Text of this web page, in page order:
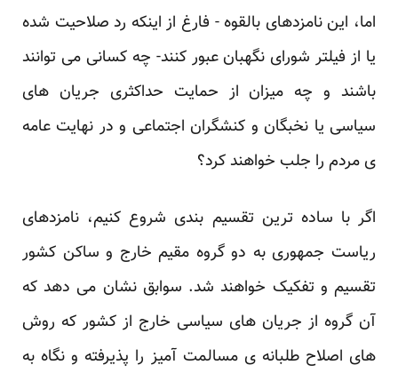
اما، این نامزدهای بالقوه - فارغ از اینکه رد صلاحیت شده
یا از فیلتر شورای نگهبان عبور کنند- چه کسانی ‏می توانند
باشند و چه میزان از حمایت حداکثری جریان های
سیاسی یا نخبگان و کنشگران اجتماعی و در ‏نهایت عامه
ی مردم را جلب خواهند کرد؟
اگر با ساده ترین تقسیم بندی شروع کنیم، نامزدهای
ریاست جمهوری به دو گروه مقیم خارج و ساکن کشور
‏تقسیم و تفکیک خواهند شد. سوابق نشان می دهد که
آن گروه از جریان های سیاسی خارج از کشور که روش
‏های اصلاح طلبانه ی مسالمت آمیز را پذیرفته و نگاه به